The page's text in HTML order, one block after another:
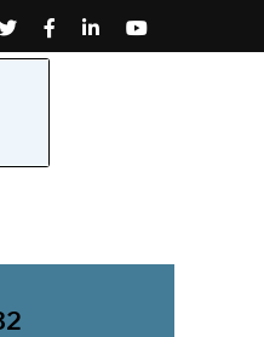
TwitterFacebook
LinkedinYoutube